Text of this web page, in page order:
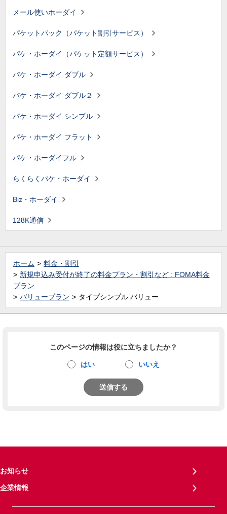
メール使いホーダイ
パケットパック（パケット割引サービス）
パケ・ホーダイ（パケット定額サービス）
パケ・ホーダイ ダブル
パケ・ホーダイ ダブル２
パケ・ホーダイ シンプル
パケ・ホーダイ フラット
パケ・ホーダイフル
らくらくパケ・ホーダイ
Biz・ホーダイ
128K通信
ホーム
料金・割引
新規申込み受付が終了の料金プラン・割引など : FOMA料金
プラン
バリュープラン
タイプシンプル バリュー
このページの情報は役に立ちましたか？
はい いいえ
送信する
お知らせ
企業情報